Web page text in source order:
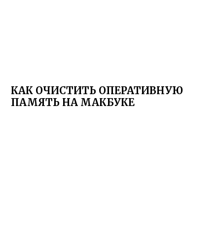
КАК ОЧИСТИТЬ ОПЕРАТИВНУЮ
ПАМЯТЬ НА МАКБУКЕ